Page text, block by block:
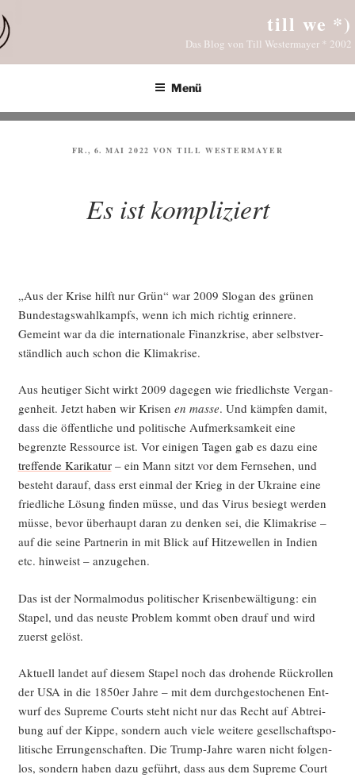
Inhalt
springen
till we *)
Das Blog von Till Westermayer * 2002
Menü
VERÖFFENTLICHT
FR., 6. MAI 2022 VON TILL WESTERMAYER
Es ist kompliziert
„Aus der Kri­se hilft nur Grün“ war 2009 Slo­gan des grü­nen
Bun­des­tags­wahl­kampfs, wenn ich mich rich­tig erin­ne­re.
Gemeint war da die inter­na­tio­na­le Finanz­kri­se, aber selbst­ver­
ständ­lich auch schon die Klimakrise.
Aus heu­ti­ger Sicht wirkt 2009 dage­gen wie fried­lichs­te Ver­gan­
gen­heit. Jetzt haben wir Kri­sen en mas­se. Und kämp­fen damit,
dass die öffent­li­che und poli­ti­sche Auf­merk­sam­keit eine
begrenz­te Res­sour­ce ist. Vor eini­gen Tagen gab es dazu eine
tref­fen­de Kari­ka­tur– ein Mann sitzt vor dem Fern­se­hen, und
besteht dar­auf, dass erst ein­mal der Krieg in der Ukrai­ne eine
fried­li­che Lösung fin­den müs­se, und das Virus besiegt wer­den
müs­se, bevor über­haupt dar­an zu den­ken sei, die Kli­ma­kri­se –
auf die sei­ne Part­ne­rin in mit Blick auf Hit­ze­wel­len in Indi­en
etc. hin­weist – anzugehen.
Das ist der Nor­mal­mo­dus poli­ti­scher Kri­sen­be­wäl­ti­gung: ein
Sta­pel, und das neus­te Pro­blem kommt oben drauf und wird
zuerst gelöst.
Aktu­ell lan­det auf die­sem Sta­pel noch das dro­hen­de Rück­rol­len
der USA in die 1850er Jah­re – mit dem durch­ge­sto­che­nen Ent­
wurf des Supre­me Courts steht nicht nur das Recht auf Abtrei­
bung auf der Kip­pe, son­dern auch vie­le wei­te­re gesell­schafts­po­
li­ti­sche Errun­gen­schaf­ten. Die Trump-Jah­re waren nicht fol­gen­
los, son­dern haben dazu geführt, dass aus dem Supre­me Court